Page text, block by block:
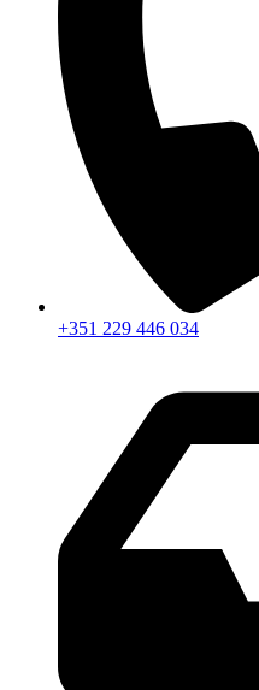
+351 229 446 034